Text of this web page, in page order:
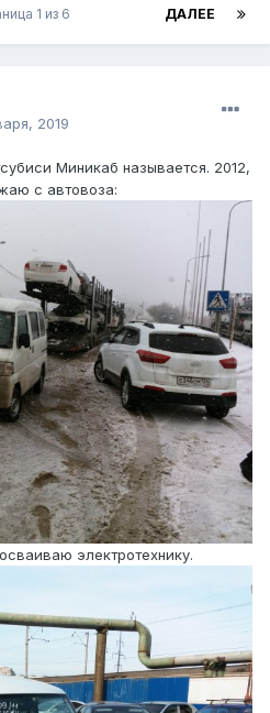
ДАЛЕЕ
1 из 6
2019
Миникаб называется. 2012,
с автовоза:
электротехнику.